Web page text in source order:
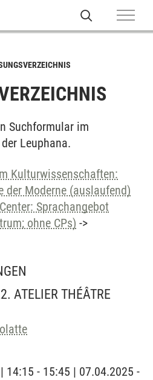
Suchformular im
Leuphana.
Kulturwissenschaften:
der Moderne (auslaufend)
Sprachangebot
ohne CPs) ->
ATELIER THÉÂTRE
- 15:45 | 07.04.2025 -